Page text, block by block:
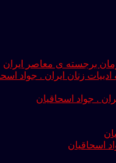
برجسته ی معاصر ایران
زنان ایران . جواد
. جواد اسحاقیان
اسحاقیان